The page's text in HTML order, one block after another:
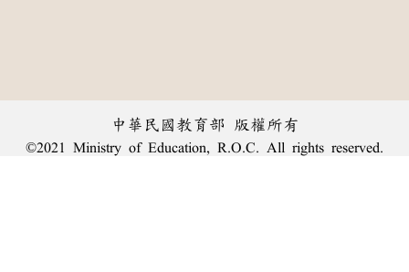
中華民國教育部 版權所有
©2021 Ministry of Education, R.O.C. All rights reserved.